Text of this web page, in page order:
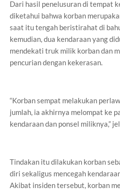
Dari hasil penelusuran di tempat
diketahui bahwa korban
saat itu tengah beristirahat di
kemudian, dua kendaraan yang
mendekati truk milik korban dan
pencurian dengan kekerasan.
“Korban sempat melakukan
jumlah, ia akhirnya melompat ke
kendaraan dan ponsel miliknya,”
Tindakan itu dilakukan korban
diri sekaligus mencegah
Akibat insiden tersebut, korban